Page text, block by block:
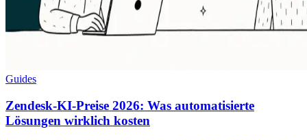
Guides
Zendesk-KI-Preise 2026: Was automatisierte
Lösungen wirklich kosten